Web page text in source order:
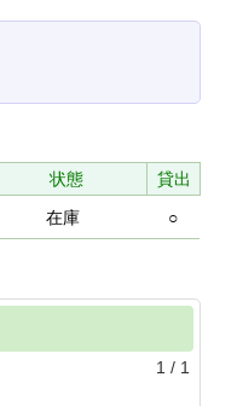
状態
貸出
在庫 ○
1 / 1